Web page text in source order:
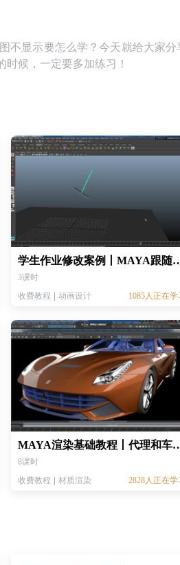
不显示要怎么学？今天就给大家
时候，一定要多加练习！
学生作业修改案例丨MAYA跟随动画学生作
3课时
收费教程
动画设计 1085人正在学
MAYA渲染基础教程
8课时
收费教程
材质渲染 2828人正在学